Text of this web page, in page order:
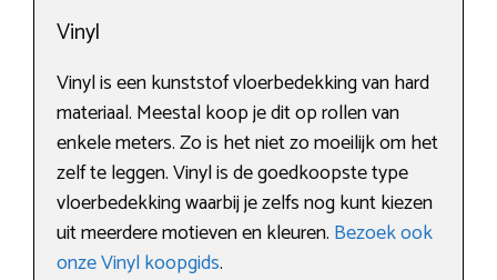
Vinyl
Vinyl is een kunststof vloerbedekking van hard
materiaal. Meestal koop je dit op rollen van
enkele meters. Zo is het niet zo moeilijk om het
zelf te leggen. Vinyl is de goedkoopste type
vloerbedekking waarbij je zelfs nog kunt kiezen
uit meerdere motieven en kleuren. Bezoek ook
onze Vinyl koopgids.